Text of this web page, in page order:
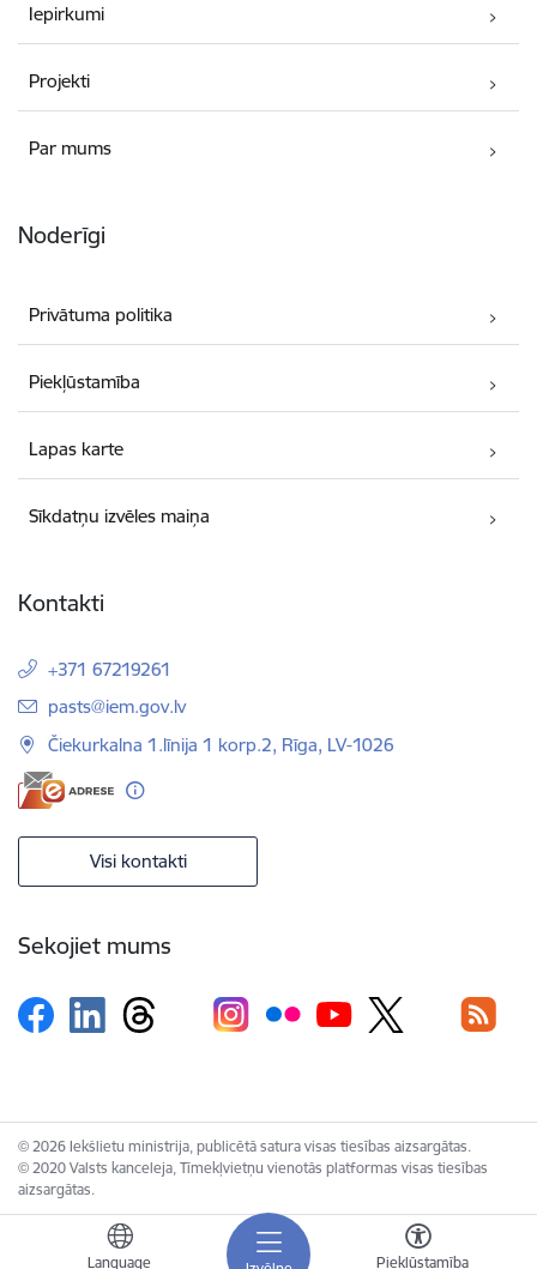
Language Piekļūstamība
Iepirkumi
Projekti
Par mums
Noderīgi
Privātuma politika
Piekļūstamība
Lapas karte
Sīkdatņu izvēles maiņa
Kontakti
+371 67219261
E-pasts:
pasts@iem.gov.lv
Čiekurkalna 1.līnija 1 korp.2, Rīga, LV-1026
Visi kontakti
Sekojiet mums
© 2026 Iekšlietu ministrija, publicētā satura visas tiesības aizsargātas.
© 2020 Valsts kanceleja, Tīmekļvietņu vienotās platformas visas tiesības
aizsargātas.